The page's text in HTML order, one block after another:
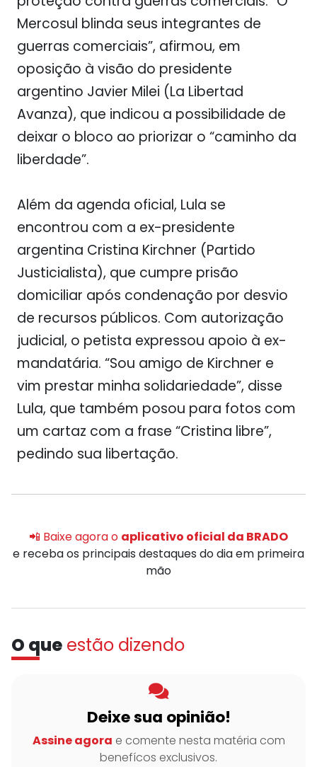
Mercosul blinda seus integrantes de
guerras comerciais”, afirmou, em
oposição à visão do presidente
argentino Javier Milei (La Libertad
Avanza), que indicou a possibilidade de
deixar o bloco ao priorizar o “caminho da
liberdade”.
Além da agenda oficial, Lula se
encontrou com a ex-presidente
argentina Cristina Kirchner (Partido
Justicialista), que cumpre prisão
domiciliar após condenação por desvio
de recursos públicos. Com autorização
judicial, o petista expressou apoio à ex-
mandatária. “Sou amigo de Kirchner e
vim prestar minha solidariedade”, disse
Lula, que também posou para fotos com
um cartaz com a frase “Cristina libre”,
pedindo sua libertação.
📲 Baixe agora o aplicativo oficial da BRADO
e receba os principais destaques do dia em primeira
mão
O que estão dizendo
Deixe sua opinião!
Assine agora e comente nesta matéria com
benefícos exclusivos.